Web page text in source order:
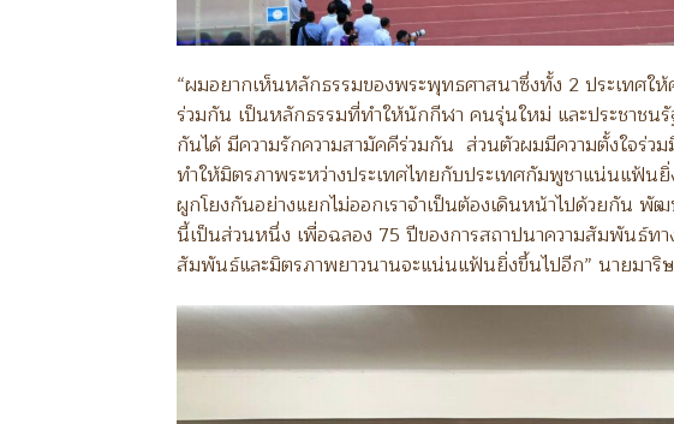
“ผมอยากเห็นหลักธรรมของพระพุทธศาสนาซึ่งทั้ง 2 ประเทศใ
ร่วมกัน เป็นหลักธรรมที่ทำให้นักกีฬา คนรุ่นใหม่ และประชาชน
กันได้ มีความรักความสามัคคีร่วมกัน ส่วนตัวผมมีความตั้งใจร่
ทำให้มิตรภาพระหว่างประเทศไทยกับประเทศกัมพูชาแน่นแฟ้น
ผูกโยงกันอย่างแยกไม่ออกเราจำเป็นต้องเดินหน้าไปด้วยกัน
นี้เป็นส่วนหนึ่ง เพื่อฉลอง 75 ปีของการสถาปนาความสัมพันธ์ทา
สัมพันธ์และมิตรภาพยาวนานจะแน่นแฟ้นยิ่งขึ้นไปอีก” นายมาริ